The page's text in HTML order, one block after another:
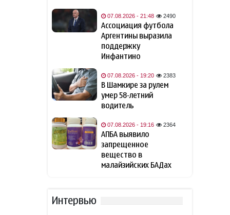
18:18
Защитник "Барселоны"
Рональд Араухо переходит в
"Ливерпуль"
Зеленский: США будут
ежемесячно поставлять
Украине ракеты-
перехватчики для Patriot
Ормузский пролив, если США
примут условия Тегерана
Турция ограничивает
проход судов в Чёрном море
маловероятным скорое
07.08.2026 - 21:48 2490
Ассоциация футбола
Аргентины выразила
поддержку
Инфантино
07.08.2026 - 19:20 2383
В Шамкире за рулем
умер 58-летний
водитель
07.08.2026 - 19:16 2364
АПБА выявило
запрещенное
вещество в
малайзийских БАДах
Интервью